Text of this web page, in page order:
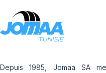
Depuis 1985, Jomaa SA